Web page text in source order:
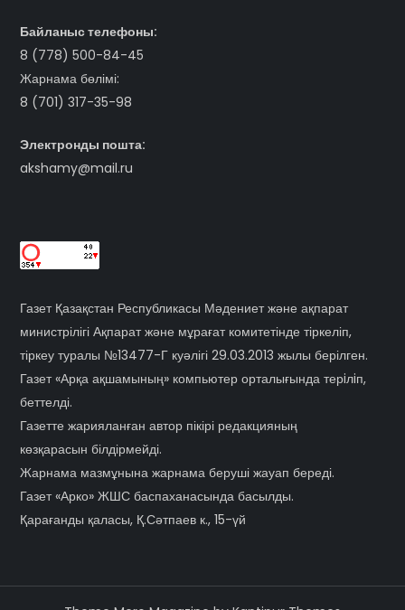
Байланыс телефоны:
8 (778) 500-84-45
Жарнама бөлімі:
8 (701) 317-35-98
Электронды пошта:
akshamy@mail.ru
Газет Қазақстан Республикасы Мәдениет және ақпарат
министрілігі Ақпарат және мұрағат комитетінде тіркеліп,
тіркеу туралы №13477-Г куәлігі 29.03.2013 жылы берілген.
Газет «Арқа ақшамының» компьютер орталығында терiлiп,
беттелді.
Газетте жарияланған автор пікірі редакцияның
көзқарасын білдірмейді.
Жарнама мазмұнына жарнама беруші жауап береді.
Газет «Арко» ЖШС баспаханасында басылды.
Қарағанды қаласы, Қ.Сәтпаев к., 15-үй